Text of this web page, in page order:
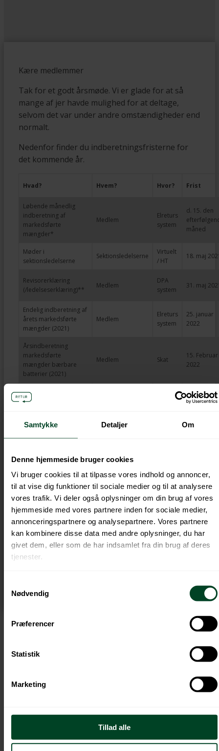
Samtykke Detaljer Om
Denne hjemmeside bruger cookies
Vi bruger cookies til at tilpasse vores indhold og annoncer,
til at vise dig funktioner til sociale medier og til at analysere
vores trafik. Vi deler også oplysninger om din brug af vores
hjemmeside med vores partnere inden for sociale medier,
annonceringspartnere og analysepartnere. Vores partnere
kan kombinere disse data med andre oplysninger, du har
givet dem, eller som de har indsamlet fra din brug af deres
tjenester.
Nødvendig
Præferencer
Statistik
Marketing
Tillad alle
Kære medlemmer
Tak for et godt årsmøde. Vi er glade for at så
mange af jer havde mulighed for at deltage,
selvom det var under andre omstændigheder end
normalt.
Nedenfor finder du indberetningsfristerne for
det kommende år.
Hvad? Hvem? Hvor? Frist
Løbende månedlig
indberetning af
markedsførte
mængder*
Medlem
Elreturs
system
d. 15. den
måned
Møder i
sektionsledelserne
Sektionsledelserne
Virtuelt
/ HT
18. maj
Revisorerklæring
(/ledelseserklæring)**
Medlem
DPA
system
31. maj
Endelig indberetning af
årets markedsførte
mængder (2021)
Medlem
Elreturs
system
25. januar
2022
Årsindberetning
markedsførte
mængder bærbare
batterier (2021)
Medlem Skat
15. Februar
2022
Årsindberetning af
markedsførte og
31. marts
Indberetningserklæring
Revisorerklæring
(/ledelseserklæring)**
system
* Enkelte medlemmer indberetter kun
markedsførte mængder årligt eller kvartalsvis
** Fristen for medlemmer med forskudt
regnskabsår er senest 5 mdr. efter
regnskabsårets afslutning. Oplysning om
Retur-familien
Retur er en familie af non-profit kollektive
ordninger, der håndterer producentansvaret på
elektronik-, batterier-, emballage-, og